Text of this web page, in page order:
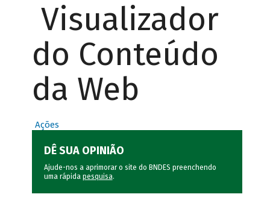
Visualizador
do Conteúdo
da Web
Ações
DÊ SUA OPINIÃO
Ajude-nos a aprimorar o site do BNDES preenchendo
uma rápida pesquisa.